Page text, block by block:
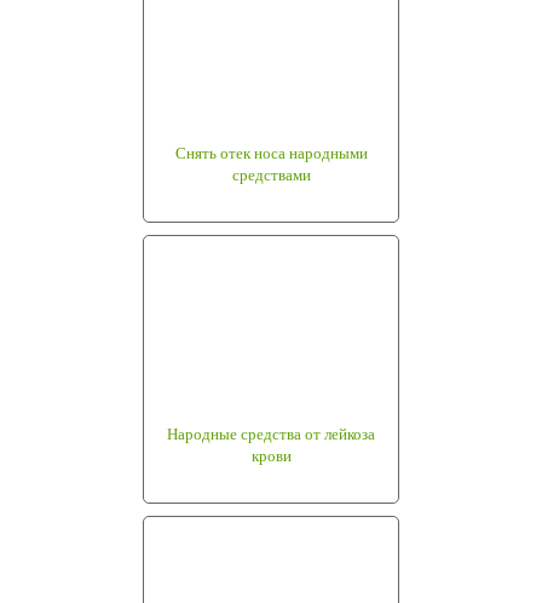
Снять отек носа народными
средствами
Народные средства от лейкоза
крови